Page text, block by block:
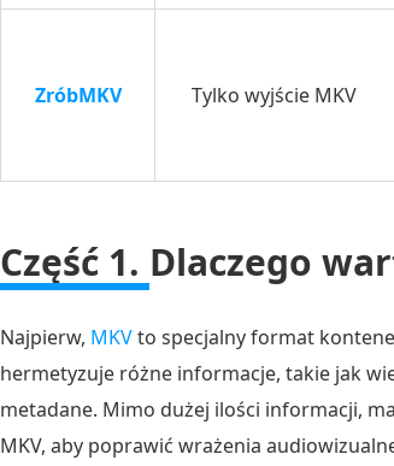
Jak
do
za
HandBrake
Część
Jak
zgrać
DVD
do
ZróbMKV Tylko wyjście MKV
Część 1. Dlaczego
Najpierw, MKVto specjalny format
hermetyzuje różne informacje, takie jak
metadane. Mimo dużej ilości informacji,
MKV, aby poprawić wrażenia